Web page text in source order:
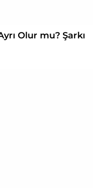
Olur mu? Şarkı